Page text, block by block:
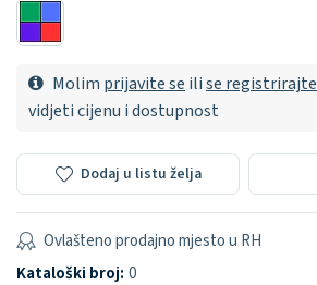
Molim prijavite se ilise registrirajte
vidjeti cijenu i dostupnost
Dodaj u listu želja
Ovlašteno prodajno mjesto u RH
Kataloški broj: 0